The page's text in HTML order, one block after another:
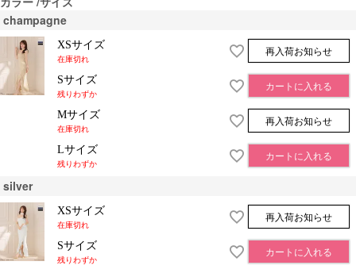
champagne
XSサイズ
在庫切れ
再入荷お知らせ
Sサイズ
残りわずか
カートに入れる
Mサイズ
在庫切れ
再入荷お知らせ
Lサイズ
残りわずか
カートに入れる
silver
XSサイズ
在庫切れ
再入荷お知らせ
Sサイズ
残りわずか
カートに入れる